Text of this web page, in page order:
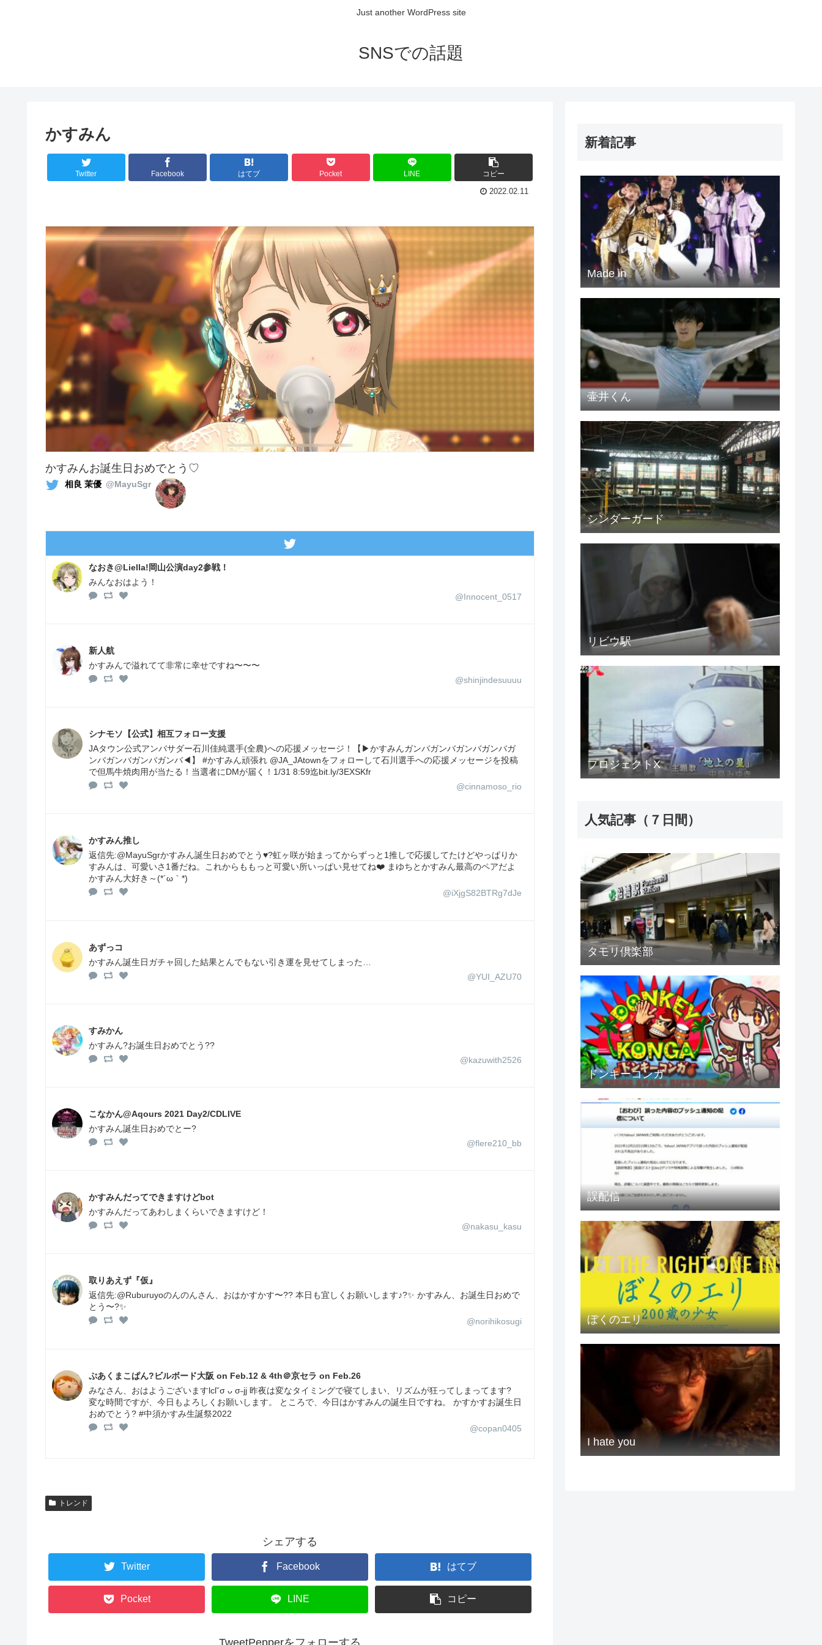
Just another WordPress site
SNSでの話題
かすみん
Twitter Facebook はてブ Pocket LINE コピー
2022.02.11
かすみんお誕生日おめでとう♡
相良 茉優 @MayuSgr
なおき@Liella!岡山公演day2参戦！
みんなおはよう！
@Innocent_0517
新人航
かすみんで溢れてて非常に幸せですね〜〜〜
@shinjindesuuuu
シナモソ【公式】相互フォロー支援
JAタウン公式アンバサダー石川佳純選手(全農)への応援メッセージ！【▶かすみんガンバガンバガンバガンバガ
ンバガンバガンバガンバ◀】 #かすみん頑張れ @JA_JAtownをフォローして石川選手への応援メッセージを投稿
で但馬牛焼肉用が当たる！当選者にDMが届く！1/31 8:59迄bit.ly/3EXSKfr
@cinnamoso_rio
かすみん推し
返信先:@MayuSgrかすみん誕生日おめでとう♥️?虹ヶ咲が始まってからずっと1推しで応援してたけどやっぱりか
すみんは、可愛いさ1番だね。これからももっと可愛い所いっぱい見せてね❤️ まゆちとかすみん最高のペアだよ
かすみん大好き～(*´ω｀*)
@iXjgS82BTRg7dJe
あずっコ
かすみん誕生日ガチャ回した結果とんでもない引き運を見せてしまった…
@YUI_AZU70
すみかん
かすみん?お誕生日おめでとう??
@kazuwith2526
こなかん@Aqours 2021 Day2/CDLIVE
かすみん誕生日おめでとー?
@flere210_bb
かすみんだってできますけどbot
かすみんだってあわしまくらいできますけど！
@nakasu_kasu
取りあえず『仮』
返信先:@Ruburuyoのんのんさん、おはかすかす〜?? 本日も宜しくお願いします♪?✨ かすみん、お誕生日おめで
とう〜?✨
@norihikosugi
ぷあくまこぱん?ビルボード大阪 on Feb.12 & 4th＠京セラ on Feb.26
みなさん、おはようございますlcl˘σ ᴗ σ˵jj 昨夜は変なタイミングで寝てしまい、リズムが狂ってしまってます?
変な時間ですが、今日もよろしくお願いします。 ところで、今日はかすみんの誕生日ですね。 かすかすお誕生日
おめでとう? #中須かすみ生誕祭2022
@copan0405
トレンド
シェアする
Twitter Facebook はてブ
Pocket LINE コピー
TweetPepperをフォローする
新着記事
Made in
壷井くん
シンダーガード
リビウ駅
プロジェクトX
人気記事（７日間）
タモリ倶楽部
ドンキーコンガ
誤配信
ぼくのエリ
I hate you